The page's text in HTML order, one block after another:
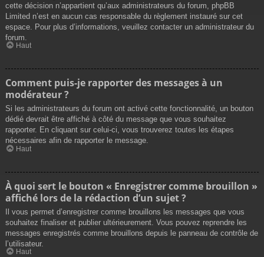
cette décision n’appartient qu’aux administrateurs du forum, phpBB
Limited n’est en aucun cas responsable du règlement instauré sur cet
espace. Pour plus d’informations, veuillez contacter un administrateur du
forum.
Haut
Comment puis-je rapporter des messages à un
modérateur ?
Si les administrateurs du forum ont activé cette fonctionnalité, un bouton
dédié devrait être affiché à côté du message que vous souhaitez
rapporter. En cliquant sur celui-ci, vous trouverez toutes les étapes
nécessaires afin de rapporter le message.
Haut
À quoi sert le bouton « Enregistrer comme brouillon »
affiché lors de la rédaction d’un sujet ?
Il vous permet d’enregistrer comme brouillons les messages que vous
souhaitez finaliser et publier ultérieurement. Vous pouvez reprendre les
messages enregistrés comme brouillons depuis le panneau de contrôle de
l’utilisateur.
Haut